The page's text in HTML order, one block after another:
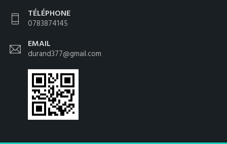
TÉLÉPHONE
0783874145
EMAIL
durand377@gmail.com